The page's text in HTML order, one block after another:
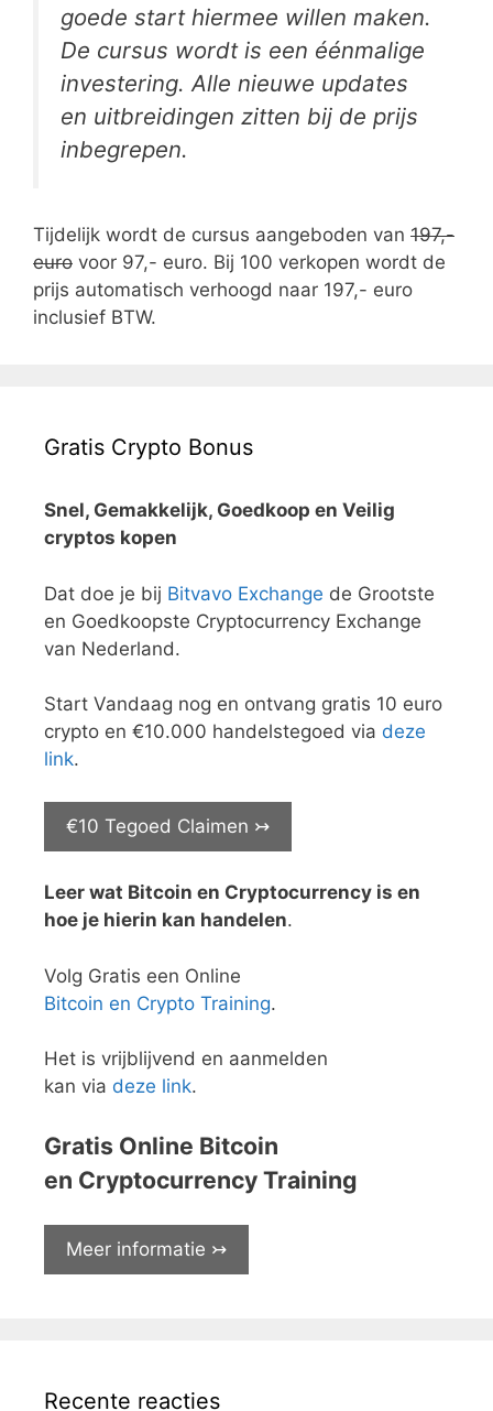
goede start hiermee willen maken.
De cursus wordt is een éénmalige
investering. Alle nieuwe updates
en uitbreidingen zitten bij de prijs
inbegrepen.
Tijdelijk wordt de cursus aangeboden van 197,-
euro voor 97,- euro. Bij 100 verkopen wordt de
prijs automatisch verhoogd naar 197,- euro
inclusief BTW.
Gratis Crypto Bonus
Snel, Gemakkelijk, Goedkoop en Veilig
cryptos kopen
Dat doe je bij Bitvavo Exchange de Grootste
en Goedkoopste Cryptocurrency Exchange
van Nederland.
Start Vandaag nog en ontvang gratis 10 euro
crypto en €10.000 handelstegoed via deze
link.
€10 Tegoed Claimen ↣
Leer wat Bitcoin en Cryptocurrency is en
hoe je hierin kan handelen.
Volg Gratis een Online
Bitcoin en Crypto Training.
Het is vrijblijvend en aanmelden
kan via deze link.
Gratis Online Bitcoin
en Cryptocurrency Training
Meer informatie ↣
Recente reacties